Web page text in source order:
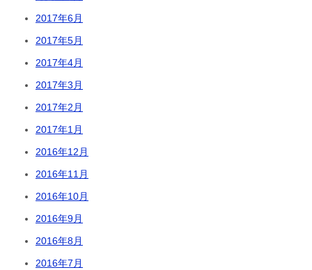
2017年6月
2017年5月
2017年4月
2017年3月
2017年2月
2017年1月
2016年12月
2016年11月
2016年10月
2016年9月
2016年8月
2016年7月